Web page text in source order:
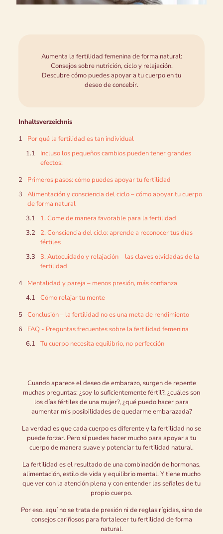
Aumenta la fertilidad femenina de forma natural:
Consejos sobre nutrición, ciclo y relajación.
Descubre cómo puedes apoyar a tu cuerpo en tu
deseo de concebir.
Inhaltsverzeichnis
Por qué la fertilidad es tan individual
Incluso los pequeños cambios pueden tener grandes
efectos:
Primeros pasos: cómo puedes apoyar tu fertilidad
Alimentación y consciencia del ciclo – cómo apoyar tu cuerpo
de forma natural
1. Come de manera favorable para la fertilidad
2. Consciencia del ciclo: aprende a reconocer tus días
fértiles
3. Autocuidado y relajación – las claves olvidadas de la
fertilidad
Mentalidad y pareja – menos presión, más confianza
Cómo relajar tu mente
Conclusión – la fertilidad no es una meta de rendimiento
FAQ - Preguntas frecuentes sobre la fertilidad femenina
Tu cuerpo necesita equilibrio, no perfección
Cuando aparece el deseo de embarazo, surgen de repente
muchas preguntas: ¿soy lo suficientemente fértil?, ¿cuáles son
los días fértiles de una mujer?, ¿qué puedo hacer para
aumentar mis posibilidades de quedarme embarazada?
La verdad es que cada cuerpo es diferente y la fertilidad no se
puede forzar. Pero sí puedes hacer mucho para apoyar a tu
cuerpo de manera suave y potenciar tu fertilidad natural.
La fertilidad es el resultado de una combinación de hormonas,
alimentación, estilo de vida y equilibrio mental. Y tiene mucho
que ver con la atención plena y con entender las señales de tu
propio cuerpo.
Por eso, aquí no se trata de presión ni de reglas rígidas, sino de
consejos cariñosos para fortalecer tu fertilidad de forma
natural.